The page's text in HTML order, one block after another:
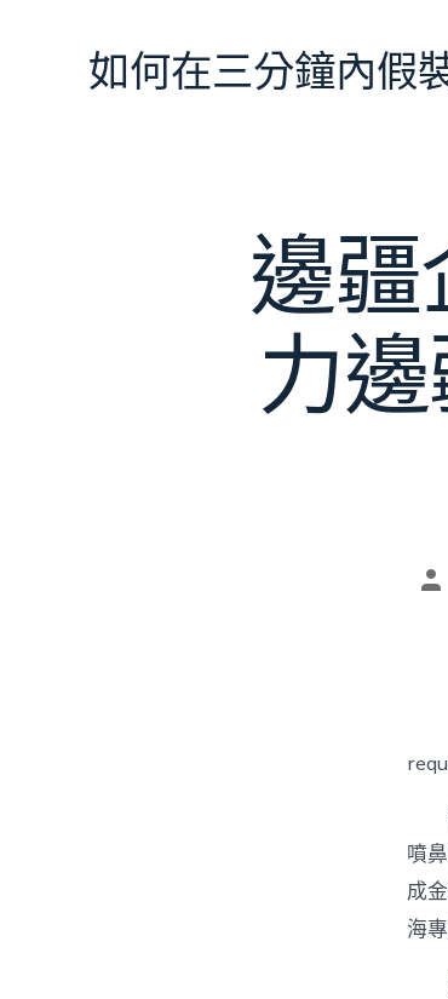
如何在三分鐘內假
邊疆
力
文
噴
成
海
為